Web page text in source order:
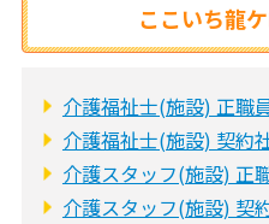
ここいち龍
介護福祉士(施設) 正職
介護福祉士(施設) 契約
介護スタッフ(施設) 正
介護スタッフ(施設) 契